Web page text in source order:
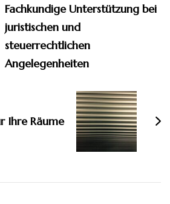
Fachkundige Unterstützung bei
juristischen und
steuerrechtlichen
Angelegenheiten
Ihre Räume